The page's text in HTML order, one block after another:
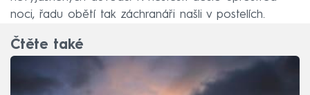
noci, řadu obětí tak záchranáři našli v postelích.
Čtěte také